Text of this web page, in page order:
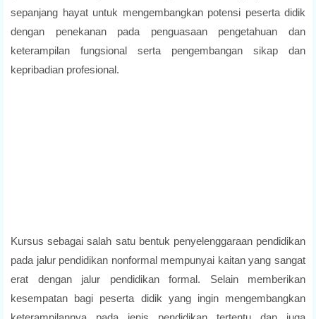
sepanjang hayat untuk mengembangkan potensi peserta didik
dengan penekanan pada penguasaan pengetahuan dan
keterampilan fungsional serta pengembangan sikap dan
kepribadian profesional.
Kursus sebagai salah satu bentuk penyelenggaraan pendidikan
pada jalur pendidikan nonformal mempunyai kaitan yang sangat
erat dengan jalur pendidikan formal. Selain memberikan
kesempatan bagi peserta didik yang ingin mengembangkan